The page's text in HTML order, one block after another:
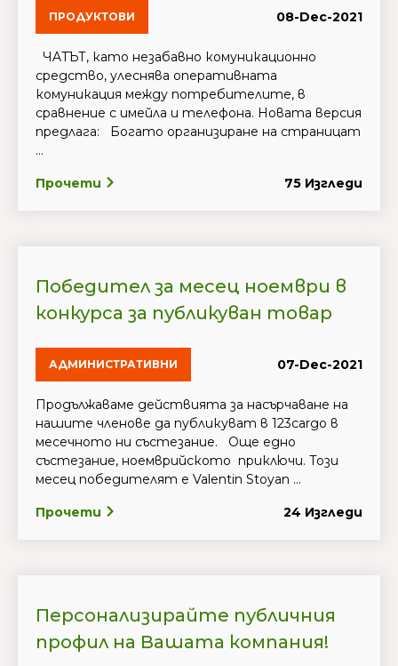
ПРОДУКТОВИ 08-Dec-2021
ЧATЪТ, като незабавно комуникационно
средство, улеснява оперативната
комуникация между потребителите, в
сравнение с имейла и телефона. Новата версия
предлага: Богато организиране на страницат
...
Прочети 75 Изгледи
Победител за месец ноември в
конкурса за публикуван товар
АДМИНИСТРАТИВНИ 07-Dec-2021
Продължаваме действията за насърчаване на
нашите членове да публикуват в 123cargo в
месечното ни състезание. Още едно
състезание, ноемврийското приключи. Този
месец победителят е Valentin Stoyan ...
Прочети 24 Изгледи
Персонализирайте публичния
профил на Вашата компания!